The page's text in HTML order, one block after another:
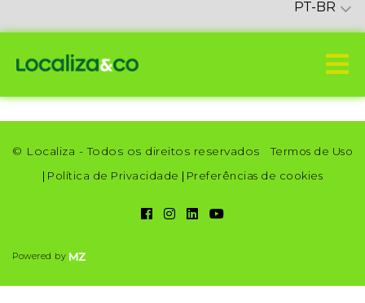
PT-BR
© Localiza - Todos os direitos reservados
Termos de Uso
| Política de Privacidade | Preferências de cookies
Powered by